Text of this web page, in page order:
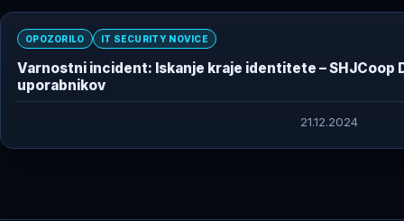
OPOZORILO IT SECURITY NOVICE
Varnostni incident: Iskanje kraje identitete – SHJCoop
uporabnikov
21.12.2024